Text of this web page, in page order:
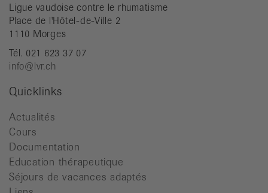
Ligue vaudoise contre le rhumatisme
Place de l'Hôtel-de-Ville 2
1110 Morges
Tél. 021 623 37 07
info@lvr.ch
Quicklinks
Actualités
Cours
Documentation
Education thérapeutique
Séjours de vacances adaptés